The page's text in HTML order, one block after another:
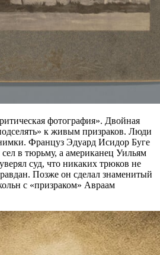
фотография». Двойная
к живым призраков. Люди
Француз Эдуард Исидор Буге
в тюрьму, а американец Уильям
суд, что никаких трюков не
Позже он сделал знаменитый
с «призраком» Авраам